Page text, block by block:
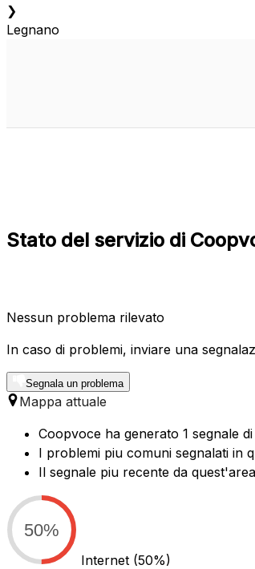
❯
Legnano
Stato del servizio di
Nessun problema rilevato
In caso di problemi, inviare una
Segnala un problema
Mappa attuale
Coopvoce ha generato 1 segnale
I problemi piu comuni segnalati in
Il segnale piu recente da
50%
Internet (50%)